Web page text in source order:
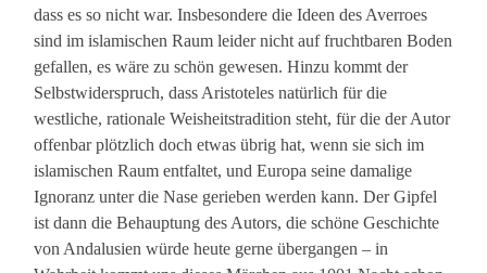
dass es so nicht war. Insbesondere die Ideen des Averroes
sind im islamischen Raum leider nicht auf fruchtbaren Boden
gefallen, es wäre zu schön gewesen. Hinzu kommt der
Selbstwiderspruch, dass Aristoteles natürlich für die
westliche, rationale Weisheitstradition steht, für die der Autor
offenbar plötzlich doch etwas übrig hat, wenn sie sich im
islamischen Raum entfaltet, und Europa seine damalige
Ignoranz unter die Nase gerieben werden kann. Der Gipfel
ist dann die Behauptung des Autors, die schöne Geschichte
von Andalusien würde heute gerne übergangen – in